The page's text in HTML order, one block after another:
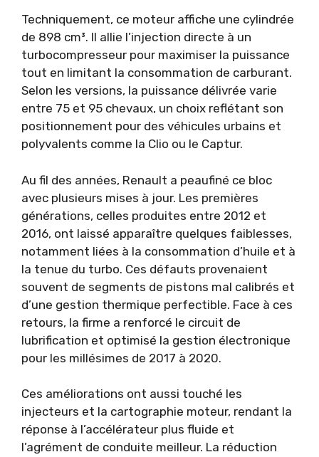
Techniquement, ce moteur affiche une cylindrée
de 898 cm³. Il allie l’injection directe à un
turbocompresseur pour maximiser la puissance
tout en limitant la consommation de carburant.
Selon les versions, la puissance délivrée varie
entre 75 et 95 chevaux, un choix reflétant son
positionnement pour des véhicules urbains et
polyvalents comme la Clio ou le Captur.
Au fil des années, Renault a peaufiné ce bloc
avec plusieurs mises à jour. Les premières
générations, celles produites entre 2012 et
2016, ont laissé apparaître quelques faiblesses,
notamment liées à la consommation d’huile et à
la tenue du turbo. Ces défauts provenaient
souvent de segments de pistons mal calibrés et
d’une gestion thermique perfectible. Face à ces
retours, la firme a renforcé le circuit de
lubrification et optimisé la gestion électronique
pour les millésimes de 2017 à 2020.
Ces améliorations ont aussi touché les
injecteurs et la cartographie moteur, rendant la
réponse à l’accélérateur plus fluide et
l’agrément de conduite meilleur. La réduction